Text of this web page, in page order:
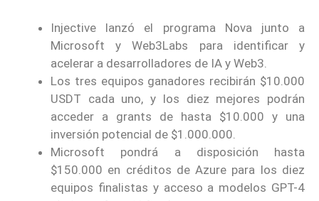
Injective lanzó el programa Nova junto a
Microsoft y Web3Labs para identificar y
acelerar a desarrolladores de IA y Web3.
Los tres equipos ganadores recibirán $10.000
USDT cada uno, y los diez mejores podrán
acceder a grants de hasta $10.000 y una
inversión potencial de $1.000.000.
Microsoft pondrá a disposición hasta
$150.000 en créditos de Azure para los diez
equipos finalistas y acceso a modelos GPT-4